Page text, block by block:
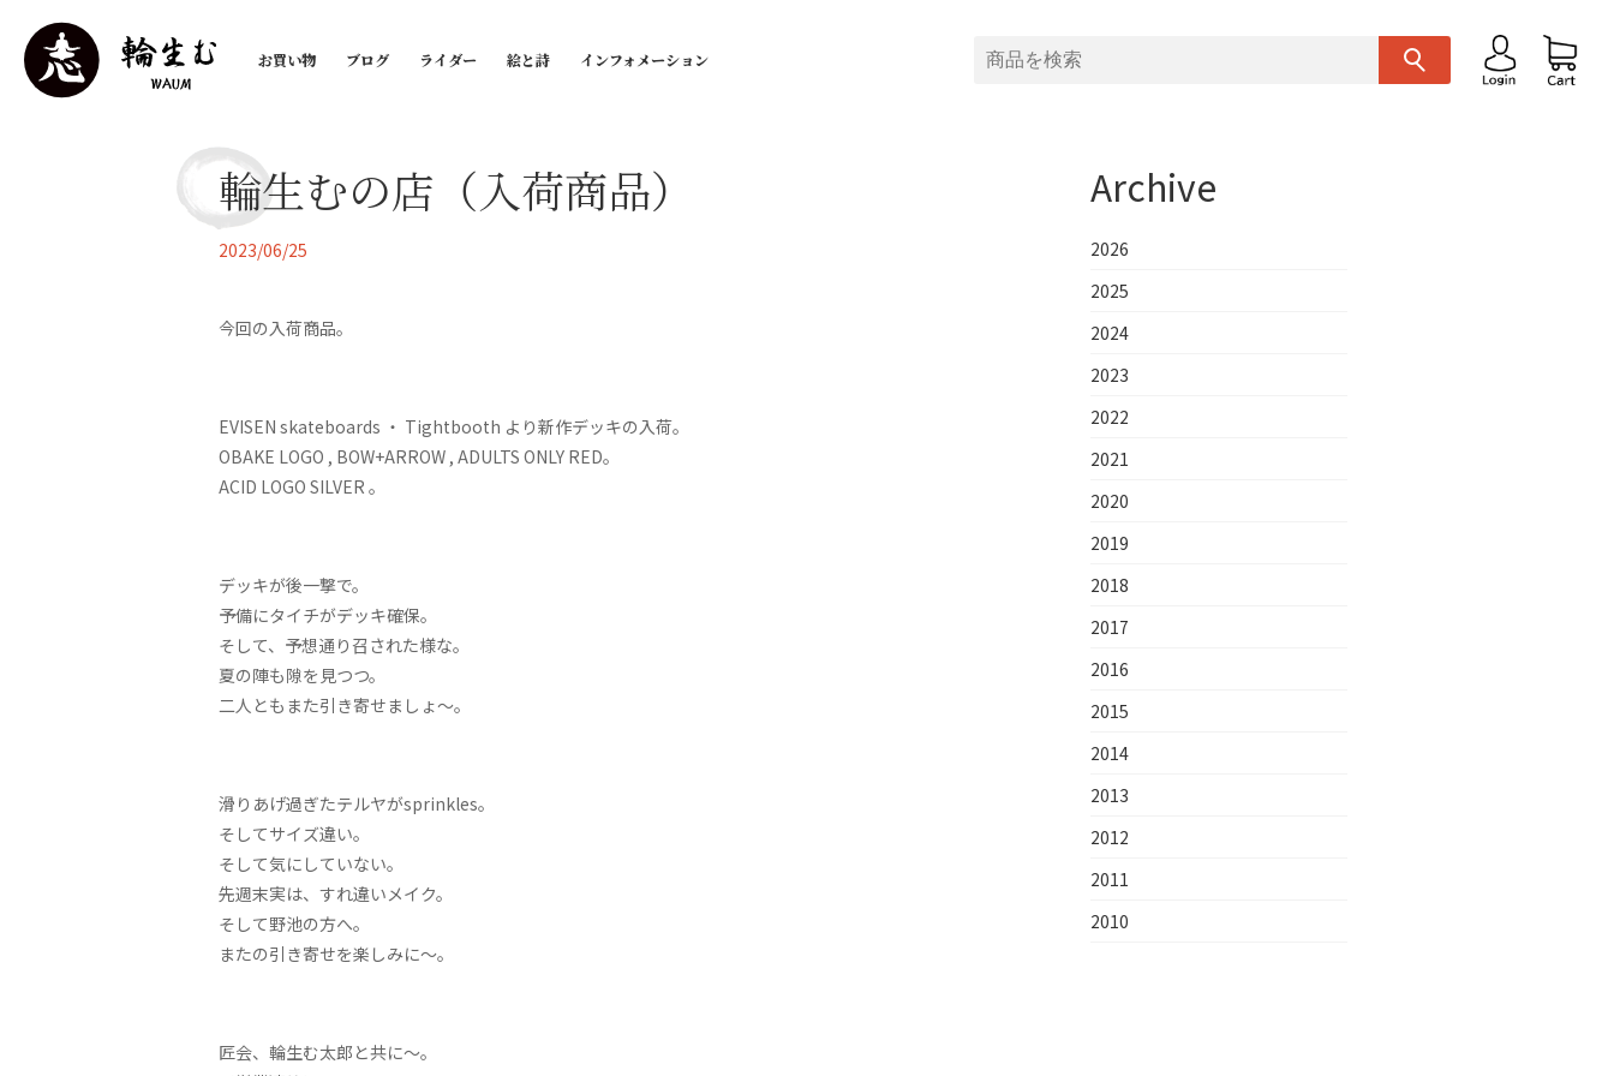
お買い物 ブログ ライダー 絵と詩 インフォメーション
輪生むの店（入荷商品）
2023/06/25
今回の入荷商品。
EVISEN skateboards ・ Tightbooth より新作デッキの入荷。
OBAKE LOGO , BOW+ARROW , ADULTS ONLY RED。
ACID LOGO SILVER 。
デッキが後一撃で。
予備にタイチがデッキ確保。
そして、予想通り召された様な。
夏の陣も隙を見つつ。
二人ともまた引き寄せましょ〜。
滑りあげ過ぎたテルヤがsprinkles。
そしてサイズ違い。
そして気にしていない。
先週末実は、すれ違いメイク。
そして野池の方へ。
またの引き寄せを楽しみに〜。
匠会、輪生む太郎と共に～。
Archive
2026
2025
2024
2023
2022
2021
2020
2019
2018
2017
2016
2015
2014
2013
2012
2011
2010